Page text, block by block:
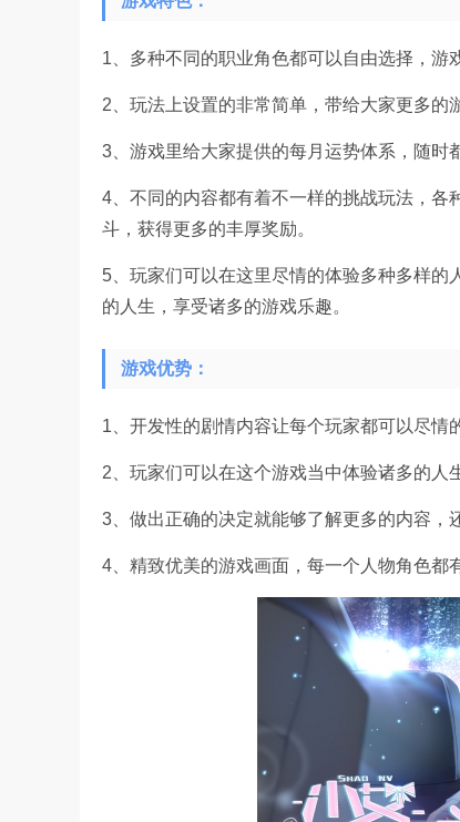
1、多种不同的职业角色都可以自由选择，游
2、玩法上设置的非常简单，带给大家更多的
3、游戏里给大家提供的每月运势体系，随时
4、不同的内容都有着不一样的挑战玩法，
斗，获得更多的丰厚奖励。
5、玩家们可以在这里尽情的体验多种多样的
的人生，享受诸多的游戏乐趣。
游戏优势：
1、开发性的剧情内容让每个玩家都可以尽情
2、玩家们可以在这个游戏当中体验诸多的人
3、做出正确的决定就能够了解更多的内容，
4、精致优美的游戏画面，每一个人物角色都